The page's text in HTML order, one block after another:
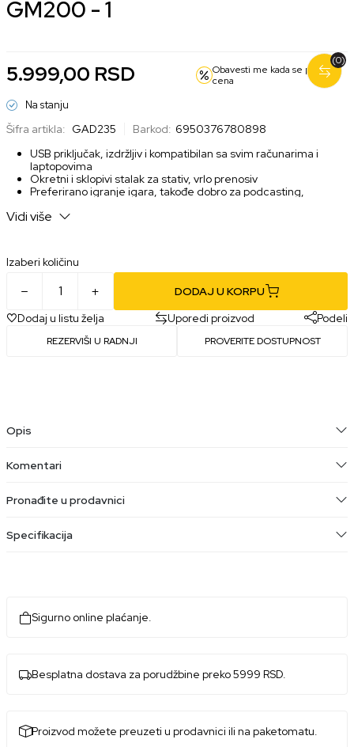
GM200 - 1
5.999,00 RSD
Obavesti me kada se promeni
cena
Na stanju
Šifra artikla: GAD235 Barkod: 6950376780898
USB priključak, izdržljiv i kompatibilan sa svim računarima i
laptopovima
Okretni i sklopivi stalak za stativ, vrlo prenosiv
Preferirano igranje igara, takođe dobro za podcasting,
Plug and play
Vidi više
Izaberi količinu
DODAJ U KORPU
Dodaj u listu želja
Uporedi proizvod Podeli
REZERVIŠI U RADNJI PROVERITE DOSTUPNOST
(0)
Opis
Komentari
Pronađite u prodavnici
Specifikacija
Sigurno online plaćanje.
Besplatna dostava za porudžbine preko 5999 RSD.
Proizvod možete preuzeti u prodavnici ili na paketomatu.